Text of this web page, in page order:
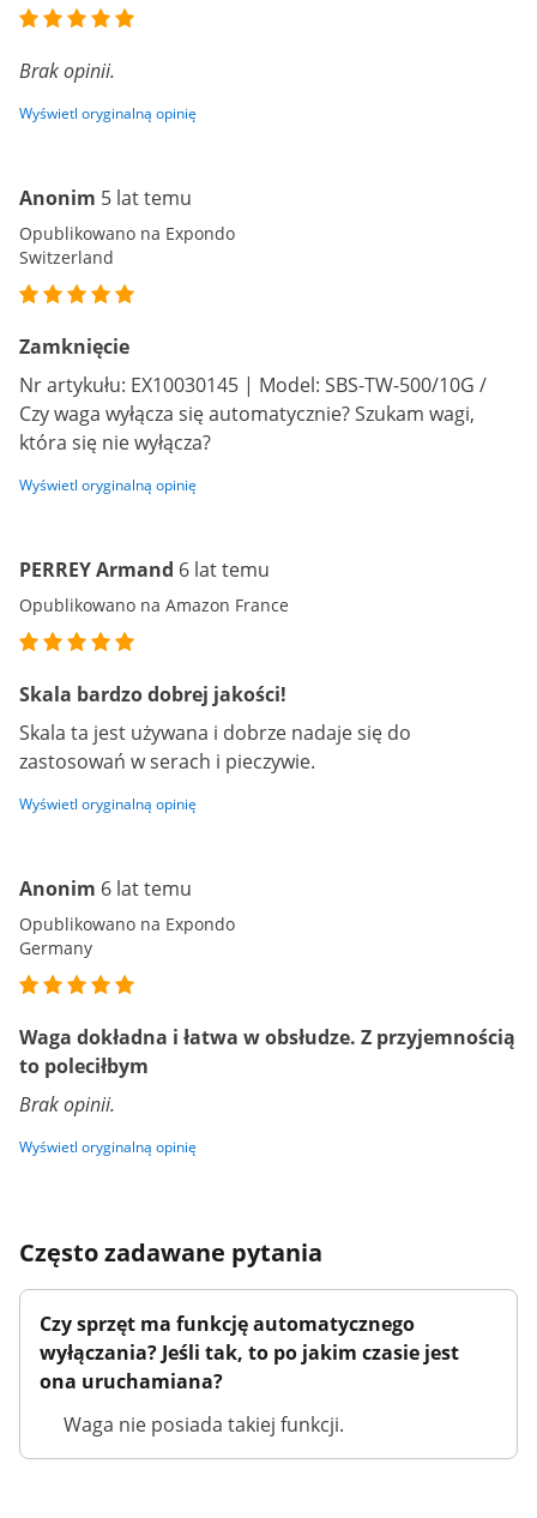
Brak opinii.
Wyświetl oryginalną opinię
Anonim 5 lat temu
Opublikowano na Expondo
Switzerland
Zamknięcie
Nr artykułu: EX10030145 | Model: SBS-TW-500/10G /
Czy waga wyłącza się automatycznie? Szukam wagi,
która się nie wyłącza?
Wyświetl oryginalną opinię
PERREY Armand 6 lat temu
Opublikowano na Amazon France
Skala bardzo dobrej jakości!
Skala ta jest używana i dobrze nadaje się do
zastosowań w serach i pieczywie.
Wyświetl oryginalną opinię
Anonim 6 lat temu
Opublikowano na Expondo
Germany
Waga dokładna i łatwa w obsłudze. Z przyjemnością
to poleciłbym
Brak opinii.
Wyświetl oryginalną opinię
Często zadawane pytania
Czy sprzęt ma funkcję automatycznego
wyłączania? Jeśli tak, to po jakim czasie jest
ona uruchamiana?
Waga nie posiada takiej funkcji.